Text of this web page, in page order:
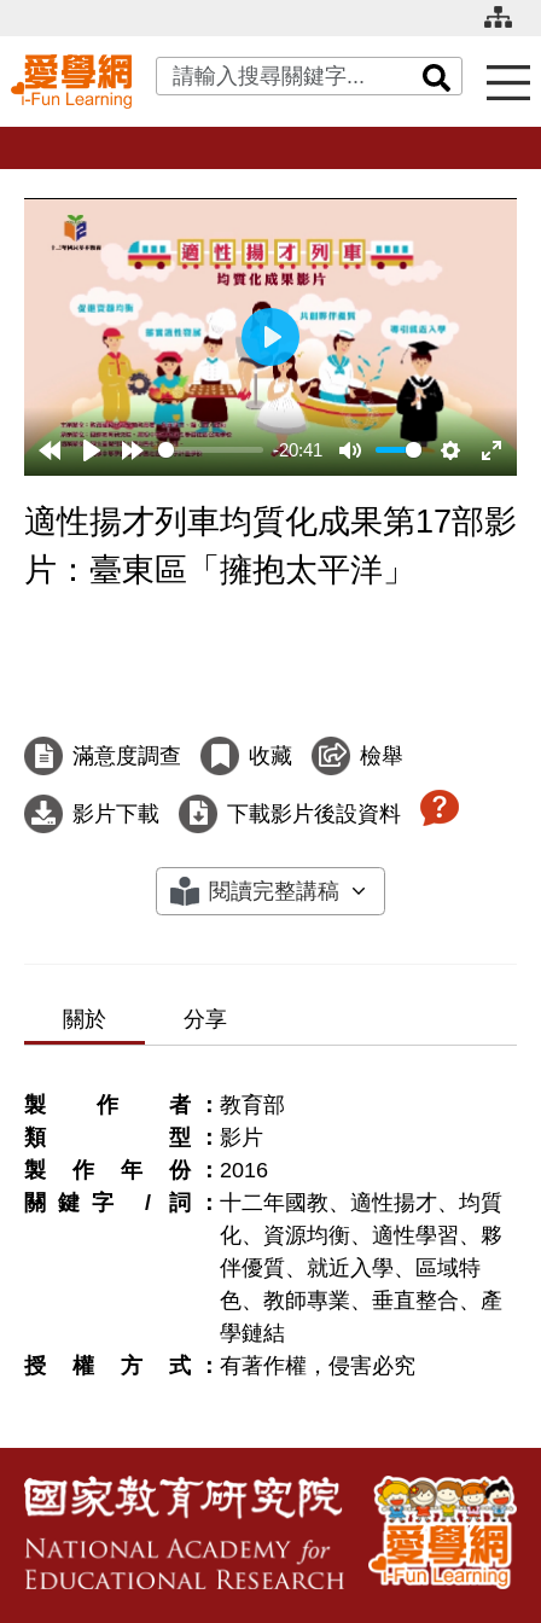
關鍵字搜尋
-20:41
播
放
適性揚才列車均質化成果第17部影
片：臺東區「擁抱太平洋」
滿意度調查 收藏 檢舉
影片下載 下載影片後設資料
閱讀完整講稿
關於 分享
製作者
教育部
類型
影片
製作年份
2016
關鍵字 / 詞
十二年國教、適性揚才、均質
化、資源均衡、適性學習、夥
伴優質、就近入學、區域特
色、教師專業、垂直整合、產
學鏈結
授權方式
有著作權，侵害必究